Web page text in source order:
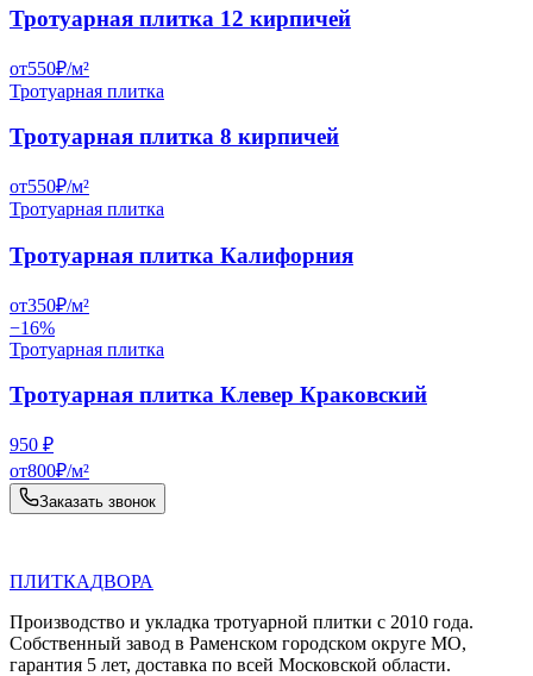
Тротуарная плитка 12 кирпичей
от550₽/м²
Тротуарная плитка
Тротуарная плитка 8 кирпичей
от550₽/м²
Тротуарная плитка
Тротуарная плитка Калифорния
от350₽/м²
−16%
Тротуарная плитка
Тротуарная плитка Клевер Краковский
950 ₽
от800₽/м²
Заказать звонок
ПЛИТКАДВОРА
Производство и укладка тротуарной плитки с 2010 года.
Собственный завод в Раменском городском округе МО,
гарантия 5 лет, доставка по всей Московской области.